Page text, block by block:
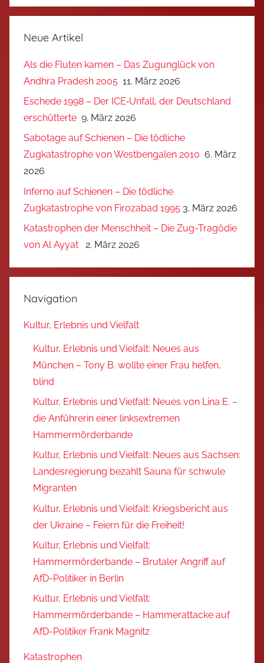
Neue Artikel
Als die Fluten kamen – Das Zugunglück von
Andhra Pradesh 2005 11. März 2026
Eschede 1998 – Der ICE‑Unfall, der Deutschland
erschütterte 9. März 2026
Sabotage auf Schienen – Die tödliche
Zugkatastrophe von Westbengalen 2010 6. März
2026
Inferno auf Schienen – Die tödliche
Zugkatastrophe von Firozabad 1995 3. März 2026
Katastrophen der Menschheit – Die Zug-Tragödie
von Al Ayyat
2. März 2026
Navigation
Kultur, Erlebnis und Vielfalt
Kultur, Erlebnis und Vielfalt: Neues aus
München – Tony B. wollte einer Frau helfen,
blind
Kultur, Erlebnis und Vielfalt: Neues von Lina E. –
die Anführerin einer linksextremen
Hammermörderbande
Kultur, Erlebnis und Vielfalt: Neues aus Sachsen:
Landesregierung bezahlt Sauna für schwule
Migranten
Kultur, Erlebnis und Vielfalt: Kriegsbericht aus
der Ukraine – Feiern für die Freiheit!
Kultur, Erlebnis und Vielfalt:
Hammermörderbande – Brutaler Angriff auf
AfD-Politiker in Berlin
Kultur, Erlebnis und Vielfalt:
Hammermörderbande – Hammerattacke auf
AfD-Politiker Frank Magnitz
Katastrophen